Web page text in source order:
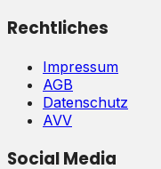
Rechtliches
Impressum
AGB
Datenschutz
AVV
Social Media